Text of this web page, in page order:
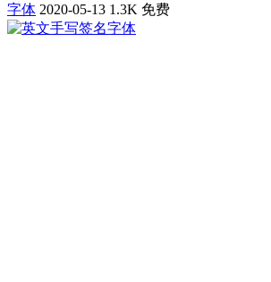
字体 2020-05-13 1.3K 免费